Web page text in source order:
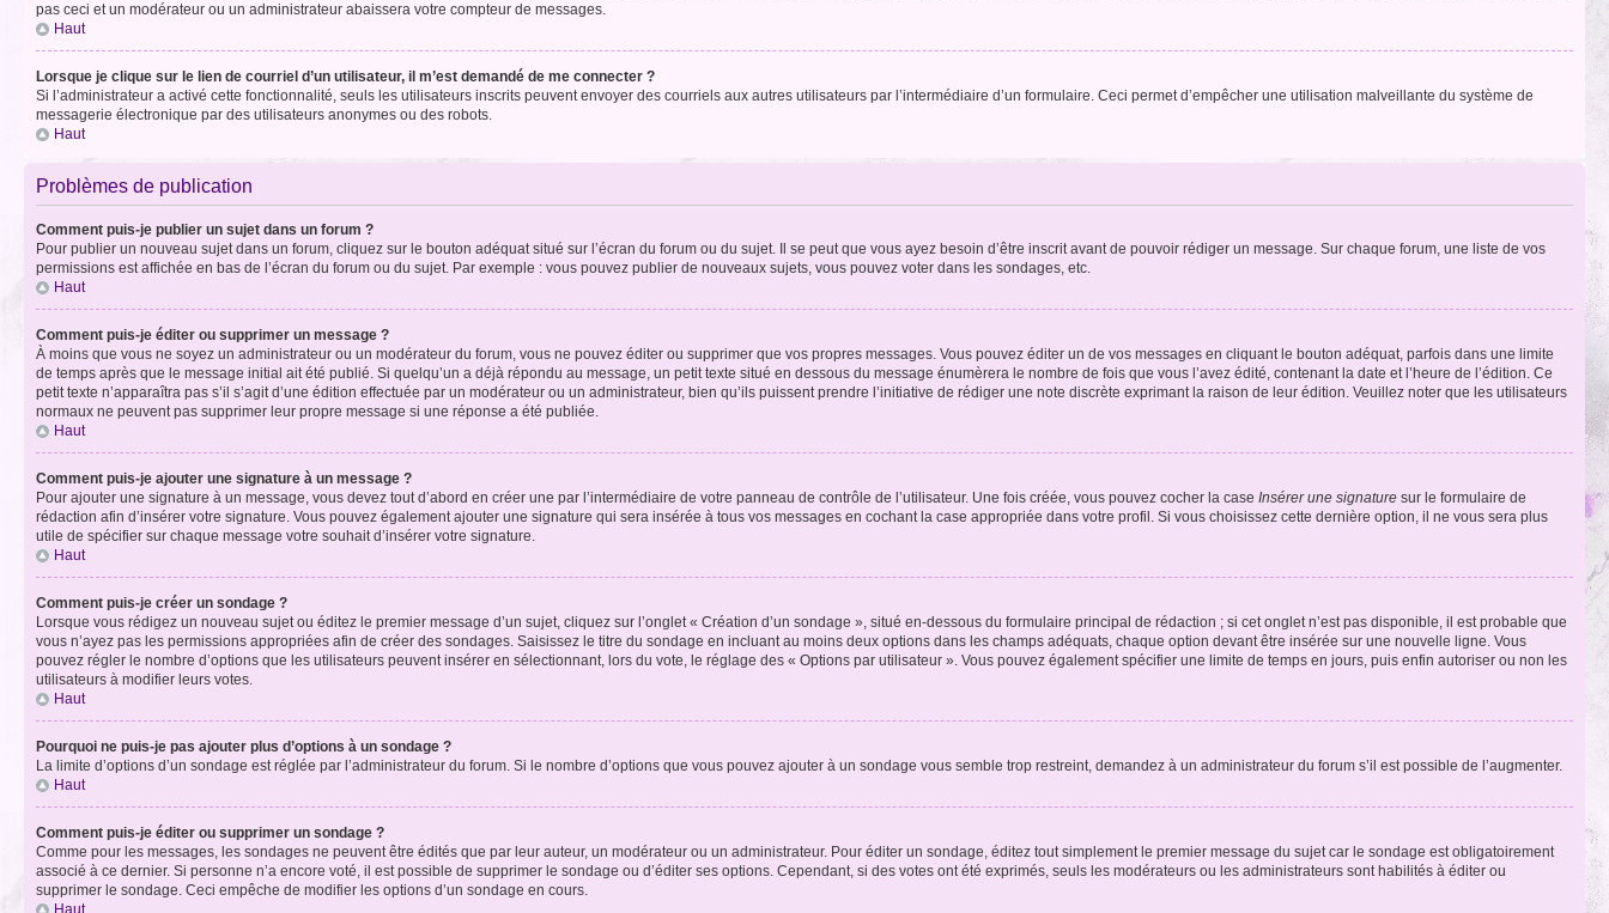
pas ceci et un modérateur ou un administrateur abaissera votre compteur de messages.
Haut
Lorsque je clique sur le lien de courriel d’un utilisateur, il m’est demandé de me connecter ?
Si l’administrateur a activé cette fonctionnalité, seuls les utilisateurs inscrits peuvent envoyer des courriels aux autres utilisateurs par l’intermédiaire d’un formulaire. Ceci permet d’empêcher une utilisation malveillante du système de
messagerie électronique par des utilisateurs anonymes ou des robots.
Haut
Problèmes de publication
Comment puis-je publier un sujet dans un forum ?
Pour publier un nouveau sujet dans un forum, cliquez sur le bouton adéquat situé sur l’écran du forum ou du sujet. Il se peut que vous ayez besoin d’être inscrit avant de pouvoir rédiger un message. Sur chaque forum, une liste de vos
permissions est affichée en bas de l’écran du forum ou du sujet. Par exemple : vous pouvez publier de nouveaux sujets, vous pouvez voter dans les sondages, etc.
Haut
Comment puis-je éditer ou supprimer un message ?
À moins que vous ne soyez un administrateur ou un modérateur du forum, vous ne pouvez éditer ou supprimer que vos propres messages. Vous pouvez éditer un de vos messages en cliquant le bouton adéquat, parfois dans une limite
de temps après que le message initial ait été publié. Si quelqu’un a déjà répondu au message, un petit texte situé en dessous du message énumèrera le nombre de fois que vous l’avez édité, contenant la date et l’heure de l’édition. Ce
petit texte n’apparaîtra pas s’il s’agit d’une édition effectuée par un modérateur ou un administrateur, bien qu’ils puissent prendre l’initiative de rédiger une note discrète exprimant la raison de leur édition. Veuillez noter que les utilisateurs
normaux ne peuvent pas supprimer leur propre message si une réponse a été publiée.
Haut
Comment puis-je ajouter une signature à un message ?
Pour ajouter une signature à un message, vous devez tout d’abord en créer une par l’intermédiaire de votre panneau de contrôle de l’utilisateur. Une fois créée, vous pouvez cocher la case Insérer une signature sur le formulaire de
rédaction afin d’insérer votre signature. Vous pouvez également ajouter une signature qui sera insérée à tous vos messages en cochant la case appropriée dans votre profil. Si vous choisissez cette dernière option, il ne vous sera plus
utile de spécifier sur chaque message votre souhait d’insérer votre signature.
Haut
Comment puis-je créer un sondage ?
Lorsque vous rédigez un nouveau sujet ou éditez le premier message d’un sujet, cliquez sur l’onglet « Création d’un sondage », situé en-dessous du formulaire principal de rédaction ; si cet onglet n’est pas disponible, il est probable que
vous n’ayez pas les permissions appropriées afin de créer des sondages. Saisissez le titre du sondage en incluant au moins deux options dans les champs adéquats, chaque option devant être insérée sur une nouvelle ligne. Vous
pouvez régler le nombre d’options que les utilisateurs peuvent insérer en sélectionnant, lors du vote, le réglage des « Options par utilisateur ». Vous pouvez également spécifier une limite de temps en jours, puis enfin autoriser ou non les
utilisateurs à modifier leurs votes.
Haut
Pourquoi ne puis-je pas ajouter plus d’options à un sondage ?
La limite d’options d’un sondage est réglée par l’administrateur du forum. Si le nombre d’options que vous pouvez ajouter à un sondage vous semble trop restreint, demandez à un administrateur du forum s’il est possible de l’augmenter.
Haut
Comment puis-je éditer ou supprimer un sondage ?
Comme pour les messages, les sondages ne peuvent être édités que par leur auteur, un modérateur ou un administrateur. Pour éditer un sondage, éditez tout simplement le premier message du sujet car le sondage est obligatoirement
associé à ce dernier. Si personne n’a encore voté, il est possible de supprimer le sondage ou d’éditer ses options. Cependant, si des votes ont été exprimés, seuls les modérateurs ou les administrateurs sont habilités à éditer ou
supprimer le sondage. Ceci empêche de modifier les options d’un sondage en cours.
Haut